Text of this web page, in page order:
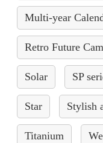
Multi-year
Retro Future
Solar SP
Star Stylish
Titanium